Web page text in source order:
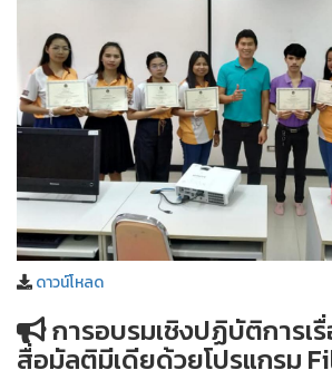
ดาวน์โหลด
การอบรมเชิงปฏิบัติการเ
สื่อมัลติมีเดียด้วยโปรแกรม